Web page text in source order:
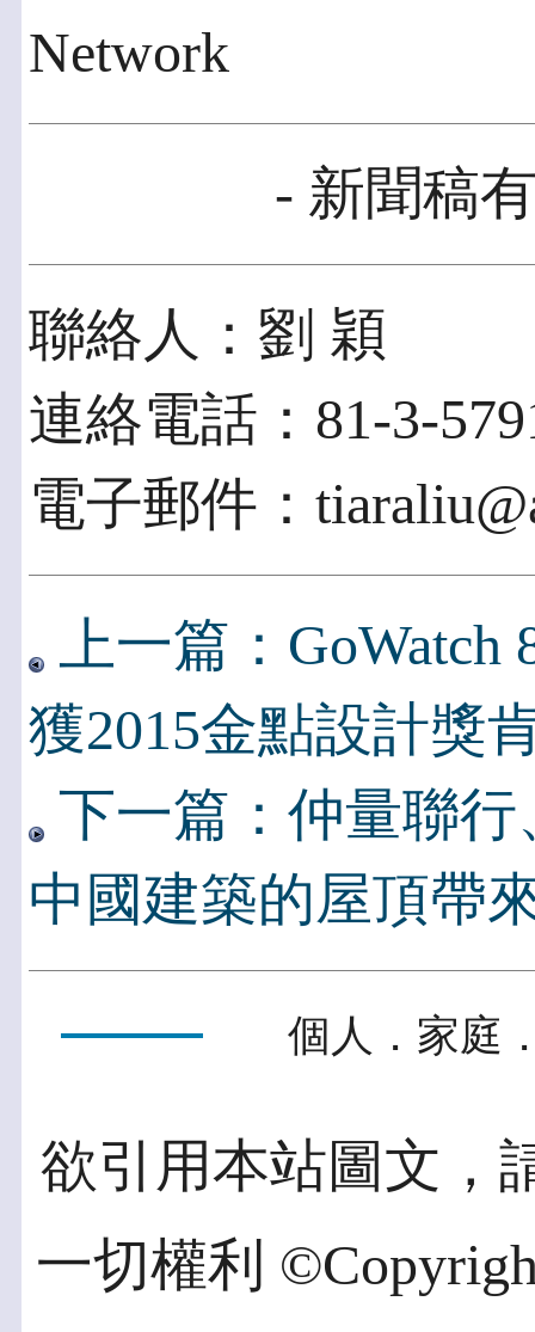
Network
- 新聞稿
聯絡人：劉 穎
連絡電話：81-3-
電子郵件：
上一篇：
獲2015金點設計獎
下一篇：仲量聯行
中國建築的屋頂帶
個人．家庭
欲引用本站圖文，
一切權利